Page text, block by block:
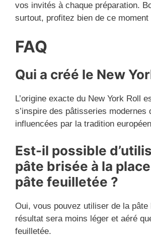
vos invités à chaque préparation.
surtout, profitez bien de ce moment
FAQ
Qui a créé le New
L’origine exacte du New York Roll
s’inspire des pâtisseries modernes
influencées par la tradition
Est-il possible
pâte brisée à la
pâte feuilletée ?
Oui, vous pouvez utiliser de la
résultat sera moins léger et aéré
feuilletée.